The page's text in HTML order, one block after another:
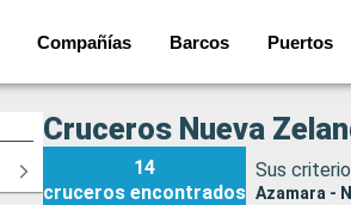
Compañías Barcos Puertos
Cruceros Nueva
14
cruceros encontrados
Sus
Azamara -